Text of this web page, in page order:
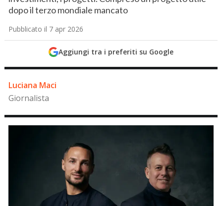
dopo il terzo mondiale mancato
Pubblicato il 7 apr 2026
Aggiungi tra i preferiti su Google
Luciana Maci
Giornalista